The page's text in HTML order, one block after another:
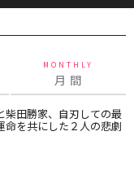
MONTHLY
月 間
柴田勝家、自刃しての最
を共にした２人の悲劇